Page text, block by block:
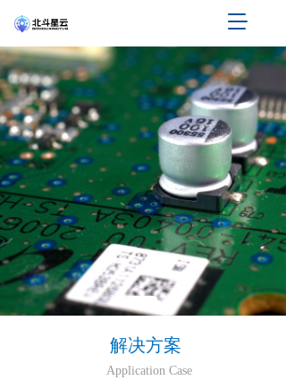
T
g
g
l
e
a
v
i
g
a
i
n
解决方案
Application Case